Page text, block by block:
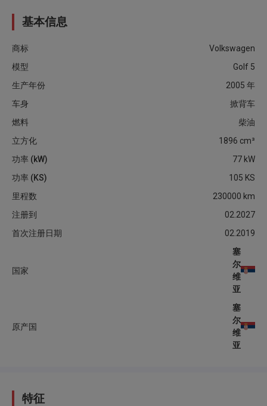
基本信息
商标
Volkswagen
模型
Golf 5
生产年份
2005 年
车身
掀背车
燃料
柴油
立方化
1896 cm³
功率 (kW)
77 kW
功率 (KS)
105 KS
里程数
230000 km
注册到
02.2027
首次注册日期
02.2019
国家
塞
尔
维
亚
原产国
塞
尔
维
亚
特征